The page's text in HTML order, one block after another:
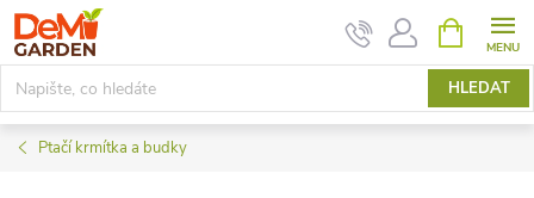
Přejít
na
obsah
HLEDAT
NÁKUPNÍ
KOŠÍK
Ptačí krmítka a budky